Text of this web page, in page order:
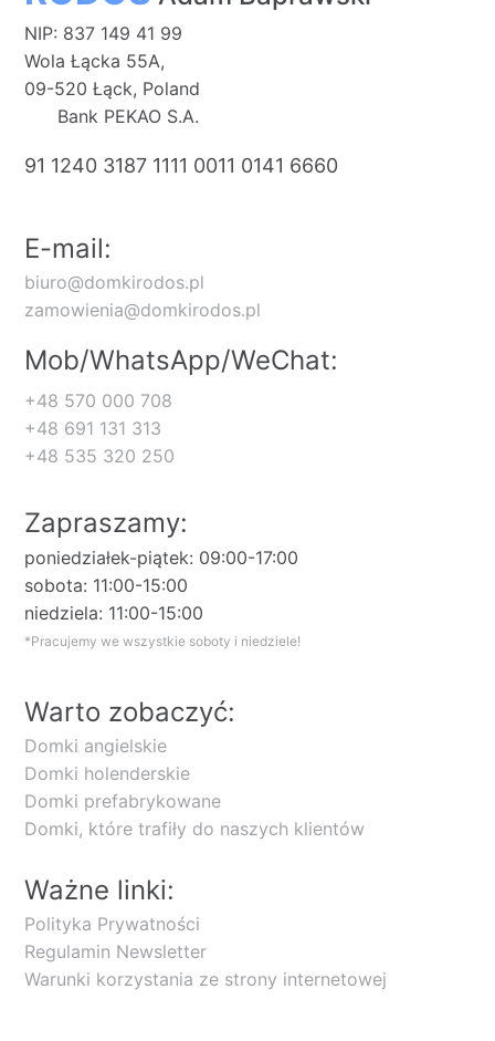
NIP: 837 149 41 99
Wola Łącka 55A,
09-520 Łąck, Poland
Bank PEKAO S.A.
91 1240 3187 1111 0011 0141 6660
E-mail:
biuro@domkirodos.pl
zamowienia@domkirodos.pl
Mob/WhatsApp/WeChat:
+48 570 000 708
+48 691 131 313
+48 535 320 250
Zapraszamy:
poniedziałek-piątek: 09:00-17:00
sobota: 11:00-15:00
niedziela: 11:00-15:00
*Pracujemy we wszystkie soboty i niedziele!
Warto zobaczyć:
Domki angielskie
Domki holenderskie
Domki prefabrykowane
Domki, które trafiły do naszych klientów
Ważne linki:
Polityka Prywatności
Regulamin Newsletter
Warunki korzystania ze strony internetowej